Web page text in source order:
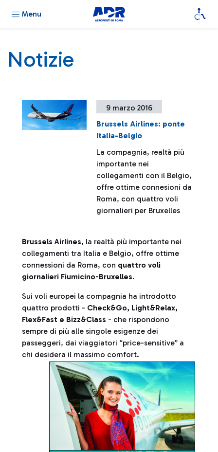
Menu
Notizie
9 marzo 2016
Brussels Airlines: ponte
Italia-Belgio
La compagnia, realtà più
importante nei
collegamenti con il Belgio,
offre ottime connesioni da
Roma, con quattro voli
giornalieri per Bruxelles
Brussels Airlines, la realtà più importante nei
collegamenti tra Italia e Belgio, offre ottime
connessioni da Roma, con quattro voli
giornalieri Fiumicino-Bruxelles.
Sui voli europei la compagnia ha introdotto
quattro prodotti - Check&Go, Light&Relax,
Flex&Fast e Bizz&Class - che rispondono
sempre di più alle singole esigenze dei
passeggeri, dai viaggiatori “price-sensitive” a
chi desidera il massimo comfort.